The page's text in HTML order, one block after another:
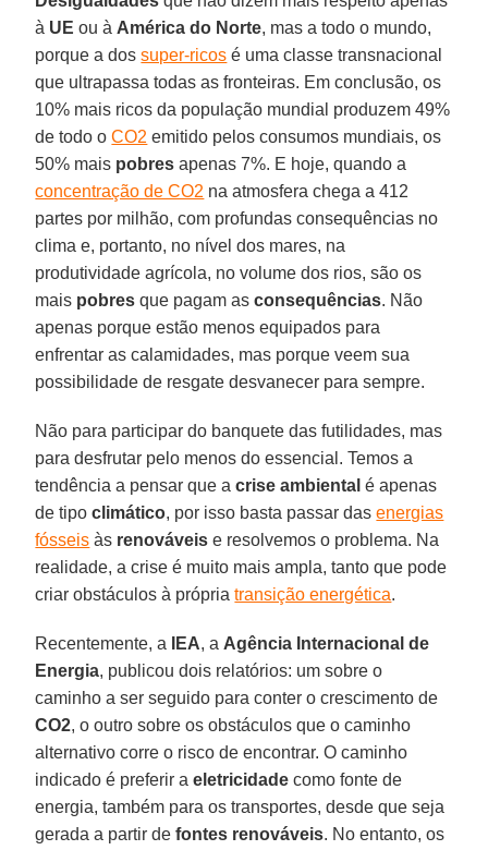
à UE ou à América do Norte, mas a todo o mundo,
porque a dossuper-ricos é uma classe transnacional
que ultrapassa todas as fronteiras. Em conclusão, os
10% mais ricos da população mundial produzem 49%
de todo oCO2 emitido pelos consumos mundiais, os
50% mais pobres apenas 7%. E hoje, quando a
concentração de CO2 na atmosfera chega a 412
partes por milhão, com profundas consequências no
clima e, portanto, no nível dos mares, na
produtividade agrícola, no volume dos rios, são os
mais pobres que pagam asconsequências. Não
apenas porque estão menos equipados para
enfrentar as calamidades, mas porque veem sua
possibilidade de resgate desvanecer para sempre.
Não para participar do banquete das futilidades, mas
para desfrutar pelo menos do essencial. Temos a
tendência a pensar que acrise ambiental é apenas
de tipoclimático, por isso basta passar dasenergias
fósseis às renováveis e resolvemos o problema. Na
realidade, a crise é muito mais ampla, tanto que pode
criar obstáculos à própriatransição energética.
Recentemente, a IEA, a Agência Internacional de
Energia, publicou dois relatórios: um sobre o
caminho a ser seguido para conter o crescimento de
CO2, o outro sobre os obstáculos que o caminho
alternativo corre o risco de encontrar. O caminho
indicado é preferir aeletricidade como fonte de
energia, também para os transportes, desde que seja
gerada a partir defontes renováveis. No entanto, os